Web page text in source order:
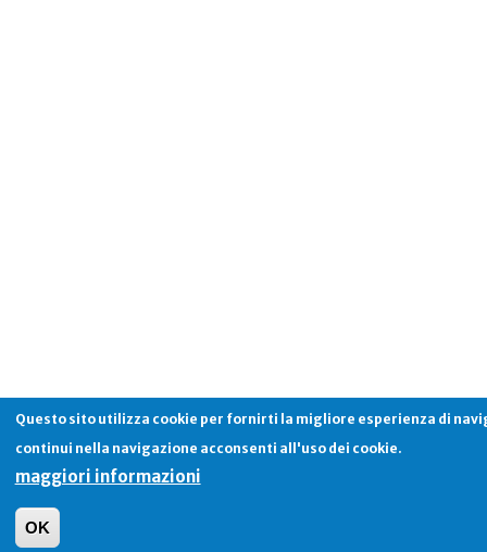
Questo sito utilizza cookie per fornirti la migliore esperienza di
continui nella navigazione acconsenti all'uso dei cookie.
maggiori informazioni
OK